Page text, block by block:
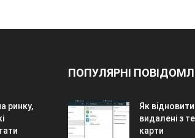
ринку,
ПОПУЛЯРНІ
Як
видалені з
карти